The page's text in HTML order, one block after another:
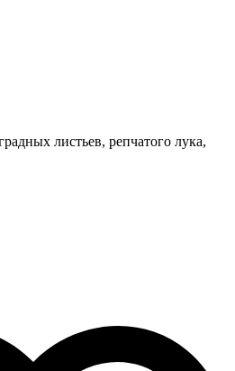
листьев, репчатого лука,